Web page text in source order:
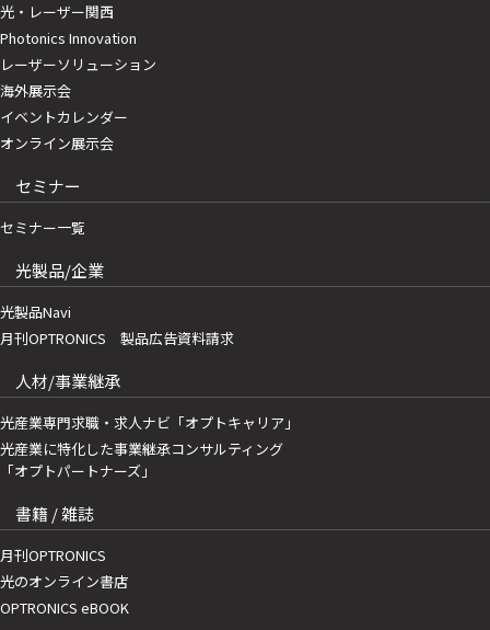
光・レーザー関西
Photonics Innovation
レーザーソリューション
海外展示会
イベントカレンダー
オンライン展示会
セミナー
セミナー一覧
光製品/企業
光製品Navi
月刊OPTRONICS 製品広告資料請求
人材/事業継承
光産業専門求職・求人ナビ「オプトキャリア」
光産業に特化した事業継承コンサルティング
「オプトパートナーズ」
書籍 / 雑誌
月刊OPTRONICS
光のオンライン書店
OPTRONICS eBOOK